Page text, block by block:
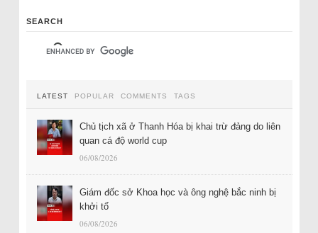
SEARCH
LATEST POPULAR COMMENTS TAGS
Chủ tịch xã ở Thanh Hóa bị khai trừ đảng do liên
quan cá độ world cup
06/08/2026
Giám đốc sở Khoa học và ông nghệ bắc ninh bị
khởi tố
06/08/2026